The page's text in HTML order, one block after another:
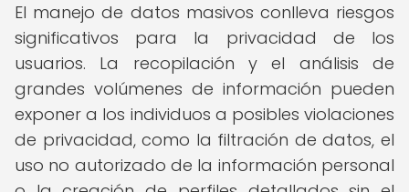
El manejo de datos masivos conlleva riesgos
significativos para la privacidad de los
usuarios. La recopilación y el análisis de
grandes volúmenes de información pueden
exponer a los individuos a posibles violaciones
de privacidad, como la filtración de datos, el
uso no autorizado de la información personal